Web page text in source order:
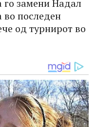
го замени Надал
во последен
од турнирот во